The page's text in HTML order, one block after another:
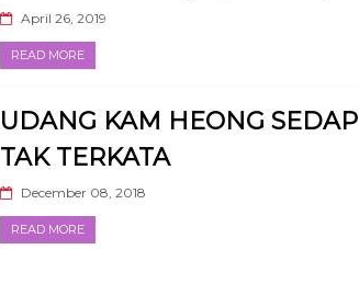
April 26, 2019
READ MORE
UDANG KAM HEONG SEDAP
TAK TERKATA
December 08, 2018
READ MORE